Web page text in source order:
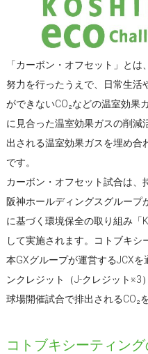
「カーボン・オフセット」と
努力を行ったうえで、日常生活
ができないCO₂などの温室効果
に見合った温室効果ガスの削減
出される温室効果ガスを埋め合
です。
カーボン・オフセット試合は、
阪神ホールディングスグループ
に基づく環境保全の取り組み「
して実施されます。コトブキシ
本GXグループが運営するJCX
ンクレジット（J-クレジット※3
球場開催試合で排出されるCO₂
コトブキシーティン